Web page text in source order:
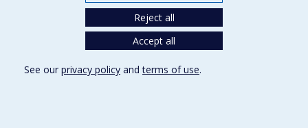
Reject all
Accept all
See our privacy policy andterms of use.